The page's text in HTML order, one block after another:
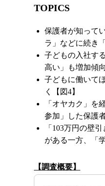
TOPICS
保護者が知って
ラ」などに続き
子どもの入社す
高い」も増加傾
子どもに働いて
く【図4】
「オヤカク」を
参加」した保護
「103万円の壁
がある一方、「
【調査概要】